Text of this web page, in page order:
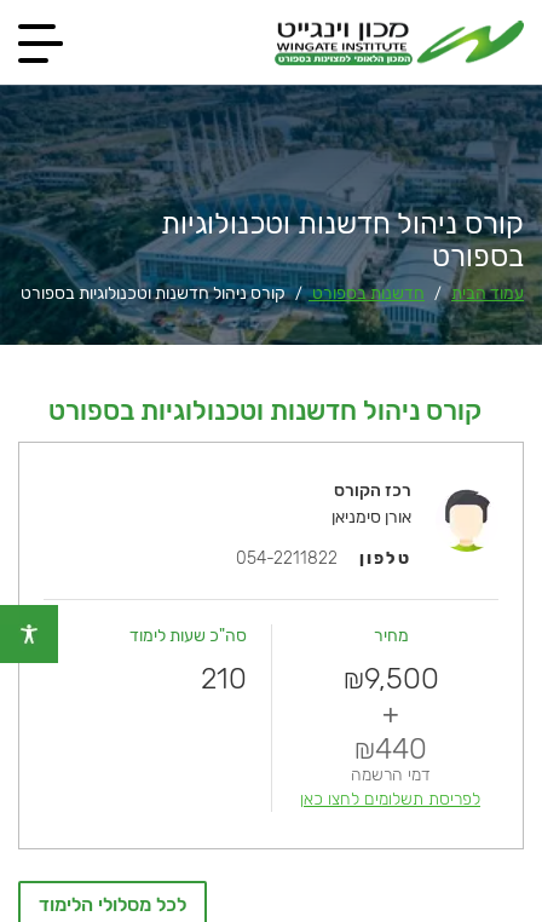
קורס ניהול חדשנות וטכנולוגיות
בספורט
עמוד הבית / חדשנות בספורט / קורס ניהול חדשנות וטכנולוגיות בספורט
קורס ניהול חדשנות וטכנולוגיות בספורט
רכז הקורס
אורן סימניאן
טלפון
054-2211822
מחיר
9,500
₪
+
440
₪
דמי הרשמה
לפריסת תשלומים לחצו כאן
סה"כ שעות לימוד
210
לכל מסלולי הלימוד